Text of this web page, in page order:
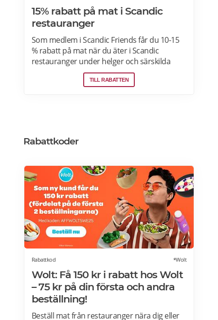
15% rabatt på mat i Scandic
restauranger
Som medlem i Scandic Friends får du 10-15
% rabatt på mat när du äter i Scandic
restauranger under helger och särskilda
helgdagar (vardagar). Rabatten gäller även i
hotellshoppen. Rabatt på mat gäller från
kombineras med andra middagspaket och
erbjudanden, exempelvis vid julbord,
för alla Scandic Go-hotell och Grand Hotel
Oslo by Scandic. Läs mer>>>
TILL RABATTEN
Rabattkoder
Rabattkod *Wolt
Wolt: Få 150 kr i rabatt hos Wolt
– 75 kr på din första och andra
beställning!
Beställ mat från restauranger nära dig eller